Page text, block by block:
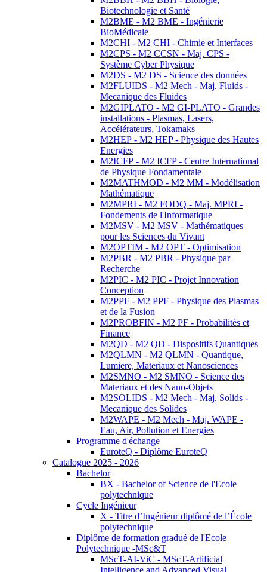
Biotechnologie et Santé
M2BME - M2 BME - Ingénierie
BioMédicale
M2CHI - M2 CHI - Chimie et Interfaces
M2CPS - M2 CCSN - Maj. CPS -
Système Cyber Physique
M2DS - M2 DS - Science des données
M2FLUIDS - M2 Mech - Maj. Fluids -
Mecanique des Fluides
M2GIPLATO - M2 GI-PLATO - Grandes
installations - Plasmas, Lasers,
Accélérateurs, Tokamaks
M2HEP - M2 HEP - Physique des Hautes
Energies
M2ICFP - M2 ICFP - Centre International
de Physique Fondamentale
M2MATHMOD - M2 MM - Modélisation
Mathématique
M2MPRI - M2 FODQ - Maj. MPRI -
Fondements de l'Informatique
M2MSV - M2 MSV - Mathématiques
pour les Sciences du Vivant
M2OPTIM - M2 OPT - Optimisation
M2PBR - M2 PBR - Physique par
Recherche
M2PIC - M2 PIC - Projet Innovation
Conception
M2PPF - M2 PPF - Physique des Plasmas
et de la Fusion
M2PROBFIN - M2 PF - Probabilités et
Finance
M2QD - M2 QD - Dispositifs Quantiques
M2QLMN - M2 QLMN - Quantique,
Lumiere, Materiaux et Nanosciences
M2SMNO - M2 SMNO - Science des
Materiaux et des Nano-Objets
M2SOLIDS - M2 Mech - Maj. Solids -
Mecanique des Solides
M2WAPE - M2 Mech - Maj. WAPE -
Eau, Air, Pollution et Energies
Programme d'échange
EuroteQ - Diplôme EuroteQ
Catalogue 2025 - 2026
Bachelor
BX - Bachelor of Science de l'Ecole
polytechnique
Cycle Ingénieur
X - Titre d’Ingénieur diplômé de l’École
polytechnique
Diplôme de formation gradué de l'Ecole
Polytechnique -MSc&T
MScT-AI-ViC - MScT-Artificial
Intelligence and Advanced Visual